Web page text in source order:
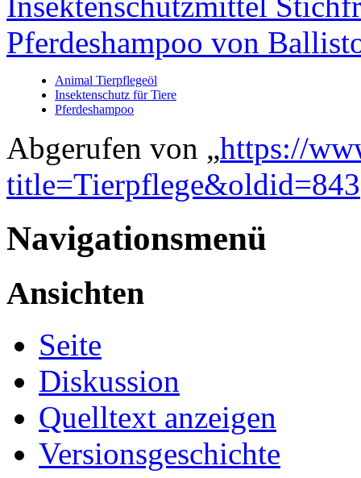
Pferdeshampoo von
Animal Tierpflegeöl
Insektenschutz für Tiere
Pferdeshampoo
Abgerufen von „https://
title=Tierpflege&oldid=843
Navigationsmenü
Ansichten
Seite
Diskussion
Quelltext anzeigen
Versionsgeschichte